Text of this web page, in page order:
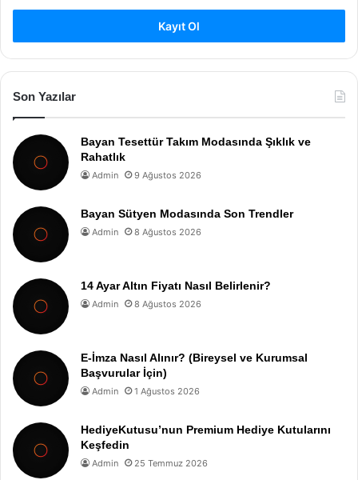
Kayıt Ol
Son Yazılar
Bayan Tesettür Takım Modasında Şıklık ve
Rahatlık
Admin 9 Ağustos 2026
Bayan Sütyen Modasında Son Trendler
Admin 8 Ağustos 2026
14 Ayar Altın Fiyatı Nasıl Belirlenir?
Admin 8 Ağustos 2026
E-İmza Nasıl Alınır? (Bireysel ve Kurumsal
Başvurular İçin)
Admin 1 Ağustos 2026
HediyeKutusu’nun Premium Hediye Kutularını
Keşfedin
Admin 25 Temmuz 2026